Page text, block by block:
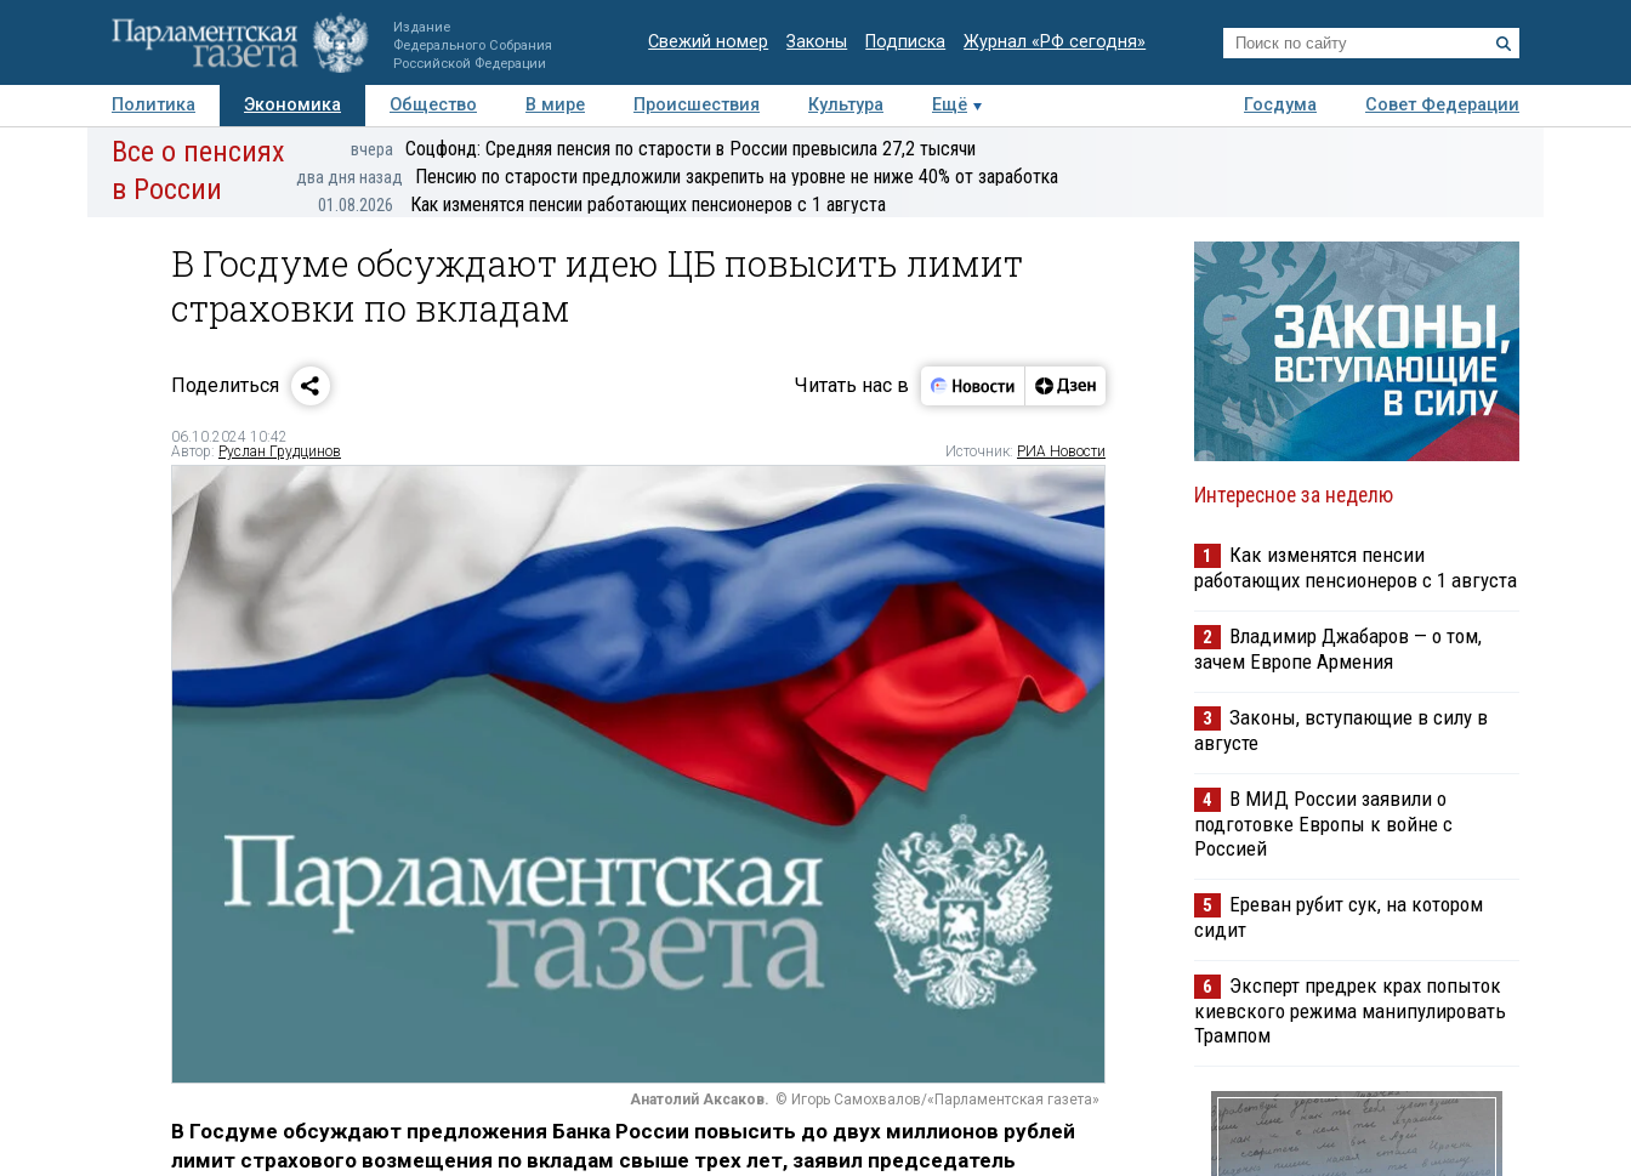
Издание
Федерального Собрания
Российской Федерации
Свежий номер Законы Подписка Журнал «РФ сегодня»
Политика Экономика Общество В мире Происшествия Культура Ещё Госдума
Совет Федерации
Авторы Персоны Мнения Регионы Медиацентр Интервью Колумнисты
экспертиза
Все о пенсиях
в России
вчера Соцфонд: Средняя пенсия по старости в России превысила 27,2 тысячи
два дня назад Пенсию по старости предложили закрепить на уровне не ниже 40% от заработка
01.08.2026 Как изменятся пенсии работающих пенсионеров с 1 августа
В Госдуме обсуждают идею ЦБ повысить лимит
страховки по вкладам
Поделиться Читать нас в
06.10.2024 10:42
Автор: Руслан Грудцинов Источник: РИА Новости
Анатолий Аксаков. © Игорь Самохвалов/«Парламентская газета»
В Госдуме обсуждают предложения Банка России повысить до двух миллионов рублей
лимит страхового возмещения по вкладам свыше трех лет, заявил председатель
Интересное за неделю
1
Как изменятся пенсии
работающих пенсионеров с 1 августа
2
Владимир Джабаров — о том,
зачем Европе Армения
3
Законы, вступающие в силу в
августе
4
В МИД России заявили о
подготовке Европы к войне с
Россией
5
Ереван рубит сук, на котором
сидит
6
Эксперт предрек крах попыток
киевского режима манипулировать
Трампом